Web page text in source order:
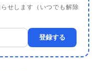
せします（いつでも解除
登録する